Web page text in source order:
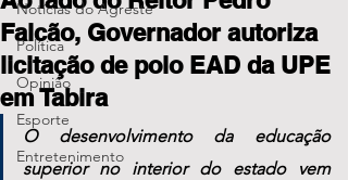
Notícias do Agreste
Política
Opinião
Esporte
Entretenimento
Falcão, Governador autoriza
licitação de polo EAD da UPE
em Tabira
O desenvolvimento da educação
superior no interior do estado vem